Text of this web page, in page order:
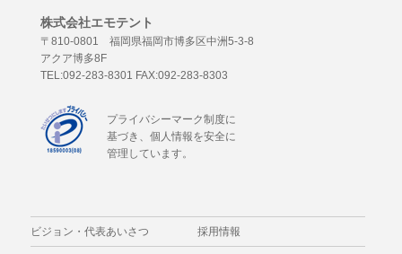
株式会社エモテント
〒810-0801 福岡県福岡市博多区中洲5-3-8
アクア博多8F
TEL:092-283-8301 FAX:092-283-8303
プライバシーマーク制度に
基づき、個人情報を安全に
管理しています。
ビジョン・代表あいさつ 採用情報